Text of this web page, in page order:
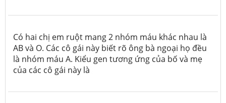
Có hai chị em ruột mang 2 nhóm máu khác nhau là
AB và O. Các cô gái này biết rõ ông bà ngoại họ đều
là nhóm máu A. Kiểu gen tương ứng của bố và mẹ
của các cô gái này là